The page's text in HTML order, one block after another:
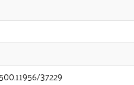
37229